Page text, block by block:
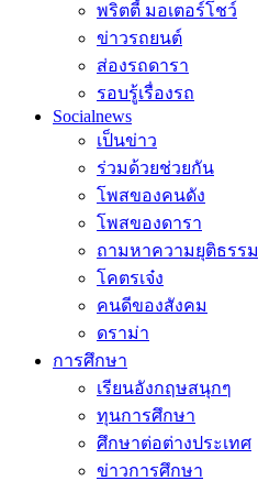
พริตตี้ มอเตอร์โชว์
ข่าวรถยนต์
ส่องรถดารา
รอบรู้เรื่องรถ
Socialnews
เป็นข่าว
ร่วมด้วยช่วยกัน
โพสของคนดัง
โพสของดารา
ถามหาความยุติธรรม
โคตรเจ๋ง
คนดีของสังคม
ดราม่า
การศึกษา
เรียนอังกฤษสนุกๆ
ทุนการศึกษา
ศึกษาต่อต่างประเทศ
ข่าวการศึกษา